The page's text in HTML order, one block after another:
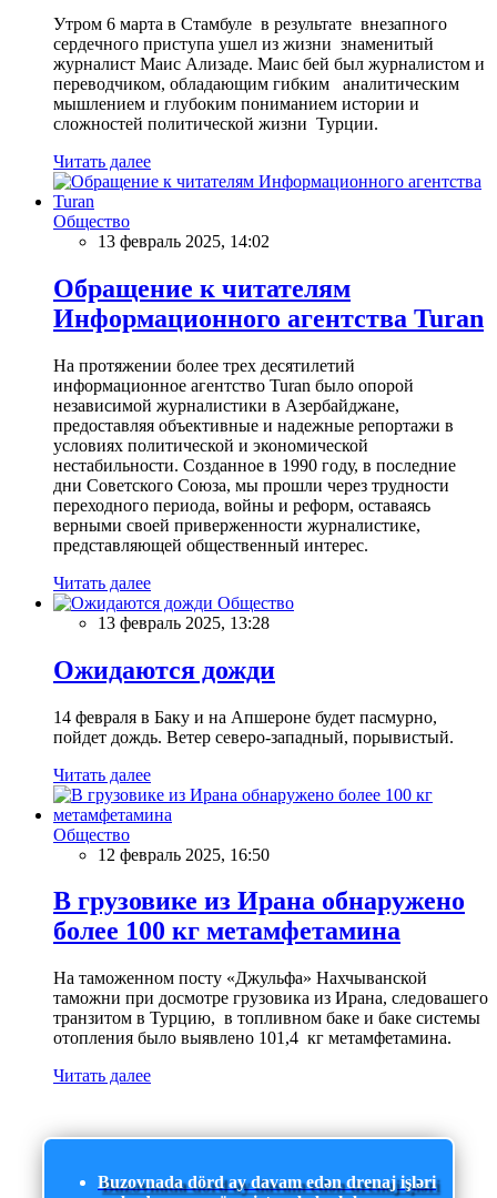
Утром 6 марта в Стамбуле в результате внезапного
сердечного приступа ушел из жизни знаменитый
журналист Маис Ализаде. Маис бей был журналистом и
переводчиком, обладающим гибким аналитическим
мышлением и глубоким пониманием истории и
сложностей политической жизни Турции.
Читать далее
Общество
13 февраль 2025, 14:02
Обращение к читателям
Информационного агентства Turan
На протяжении более трех десятилетий
информационное агентство Turan было опорой
независимой журналистики в Азербайджане,
предоставляя объективные и надежные репортажи в
условиях политической и экономической
нестабильности. Созданное в 1990 году, в последние
дни Советского Союза, мы прошли через трудности
переходного периода, войны и реформ, оставаясь
верными своей приверженности журналистике,
представляющей общественный интерес.
Читать далее
Общество
13 февраль 2025, 13:28
Ожидаются дожди
14 февраля в Баку и на Апшероне будет пасмурно,
пойдет дождь. Ветер северо-западный, порывистый.
Читать далее
Общество
12 февраль 2025, 16:50
В грузовике из Ирана обнаружено
более 100 кг метамфетамина
На таможенном посту «Джульфа» Нахчыванской
таможни при досмотре грузовика из Ирана, следовашего
транзитом в Турцию, в топливном баке и баке системы
отопления было выявлено 101,4 кг метамфетамина.
Читать далее
Buzovnada dörd ay davam edən drenaj işləri